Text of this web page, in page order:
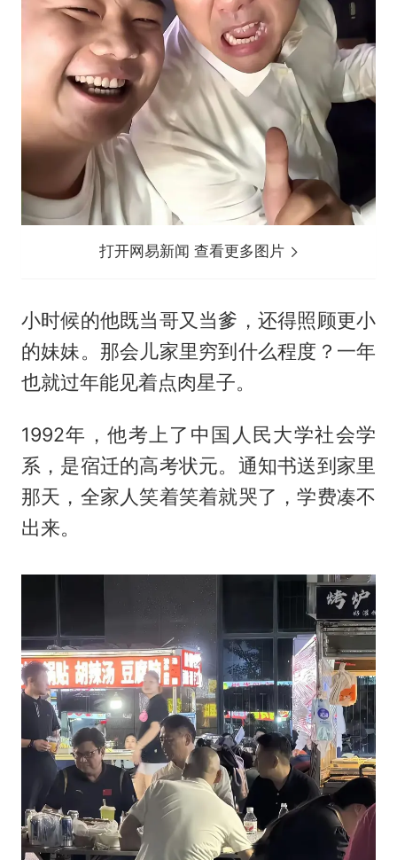
打开网易新闻 查看更多图片
小时候的他既当哥又当爹，还得照顾更小
的妹妹。那会儿家里穷到什么程度？一年
也就过年能见着点肉星子。
1992年，他考上了中国人民大学社会学
系，是宿迁的高考状元。通知书送到家里
那天，全家人笑着笑着就哭了，学费凑不
出来。